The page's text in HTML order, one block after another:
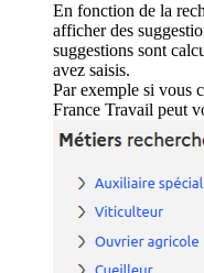
En fonction de la
afficher des
suggestions sont
avez saisis.
Par exemple si vous
France Travail peut